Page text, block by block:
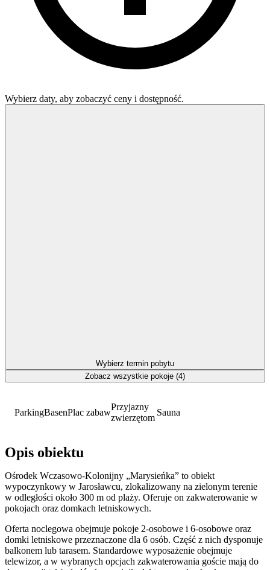
ParkingBasenPlac zabaw
Przyjazny
zwierzętom
Sauna
Opis obiektu
Ośrodek Wczasowo-Kolonijny „Marysieńka” to obiekt
wypoczynkowy w Jarosławcu, zlokalizowany na zielonym terenie
w odległości około 300 m od plaży. Oferuje on zakwaterowanie w
pokojach oraz domkach letniskowych.
Oferta noclegowa obejmuje pokoje 2-osobowe i 6-osobowe oraz
domki letniskowe przeznaczone dla 6 osób. Część z nich dysponuje
balkonem lub tarasem. Standardowe wyposażenie obejmuje
telewizor, a w wybranych opcjach zakwaterowania goście mają do
Wybierz daty, aby zobaczyć ceny i dostępność.
Wybierz termin pobytu
Zobacz wszystkie pokoje (4)